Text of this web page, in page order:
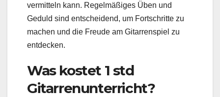
vermitteln kann. Regelmäßiges Üben und
Geduld sind entscheidend, um Fortschritte zu
machen und die Freude am Gitarrenspiel zu
entdecken.
Was kostet 1 std
Gitarrenunterricht?